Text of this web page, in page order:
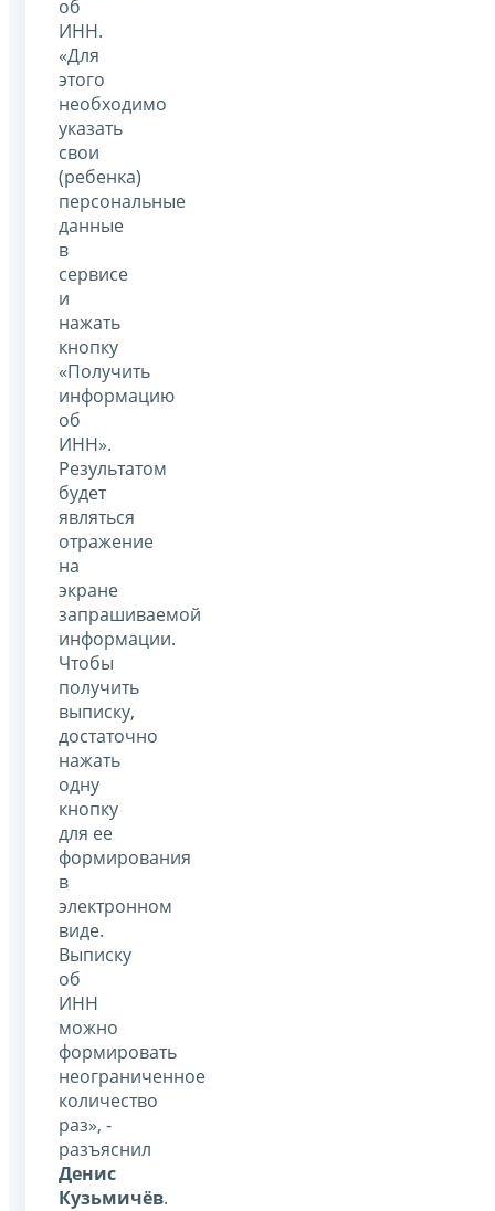
об
ИНН.
«Для
этого
необходимо
указать
свои
(ребенка)
персональные
данные
в
сервисе
и
нажать
кнопку
«Получить
информацию
об
ИНН».
Результатом
будет
являться
отражение
на
экране
запрашиваемой
информации.
Чтобы
получить
выписку,
достаточно
нажать
одну
кнопку
для ее
формирования
в
электронном
виде.
Выписку
об
ИНН
можно
формировать
неограниченное
количество
раз», -
разъяснил
Денис
Кузьмичёв.